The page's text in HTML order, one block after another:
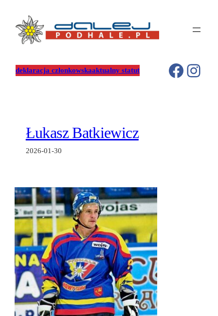
treści
deklaracja członkowskaaktualny statut
Łukasz Batkiewicz
2026-01-30